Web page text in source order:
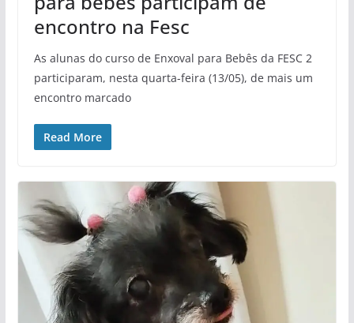
encontro na Fesc
As alunas do curso de Enxoval para Bebês da FESC 2
participaram, nesta quarta-feira (13/05), de mais um
encontro marcado
Read More